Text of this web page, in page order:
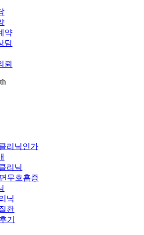
약
담
뢰
리닉인가
리닉
무호흡증
닉
환
기